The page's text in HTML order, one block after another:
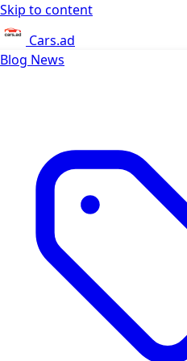
Skip to content
Cars.ad
Blog News